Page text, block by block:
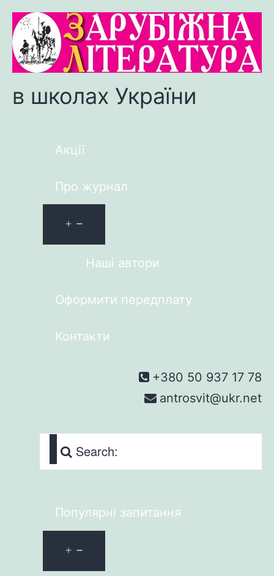
в школах України
Акції
Про журнал
Наші автори
Оформити передплату
Контакти
+380 50 937 17 78
antrosvit@ukr.net
Search:
Популярні запитання